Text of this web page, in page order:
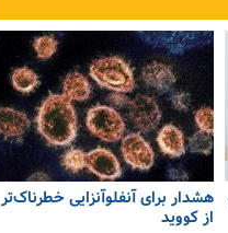
هشدار برای آنفلوآنزایی خطرناک‌تر
از کووید